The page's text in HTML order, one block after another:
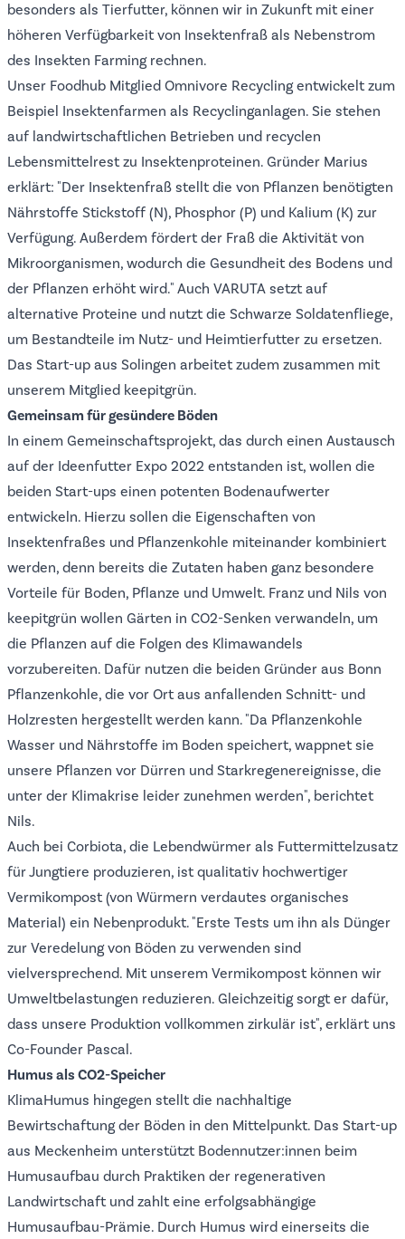
besonders als Tierfutter, können wir in Zukunft mit einer
höheren Verfügbarkeit von Insektenfraß als Nebenstrom
des Insekten Farming rechnen.
Unser Foodhub Mitglied Omnivore Recyclingentwickelt zum
Beispiel Insektenfarmen als Recyclinganlagen. Sie stehen
auf landwirtschaftlichen Betrieben und recyclen
Lebensmittelrest zu Insektenproteinen. Gründer Marius
erklärt: "Der Insektenfraß stellt die von Pflanzen benötigten
Nährstoffe Stickstoff (N), Phosphor (P) und Kalium (K) zur
Verfügung. Außerdem fördert der Fraß die Aktivität von
Mikroorganismen, wodurch die Gesundheit des Bodens und
der Pflanzen erhöht wird." Auch VARUTA setzt auf
alternative Proteine und nutzt die Schwarze Soldatenfliege,
um Bestandteile im Nutz- und Heimtierfutter zu ersetzen.
Das Start-up aus Solingen arbeitet zudem zusammen mit
unserem Mitglied keepitgrün.
Gemeinsam für gesündere Böden
In einem Gemeinschaftsprojekt, das durch einen Austausch
auf der Ideenfutter Expo 2022 entstanden ist, wollen die
beiden Start-ups einen potenten Bodenaufwerter
entwickeln. Hierzu sollen die Eigenschaften von
Insektenfraßes und Pflanzenkohle miteinander kombiniert
werden, denn bereits die Zutaten haben ganz besondere
Vorteile für Boden, Pflanze und Umwelt. Franz und Nils von
keepitgrün wollen Gärten in CO2-Senken verwandeln, um
die Pflanzen auf die Folgen des Klimawandels
vorzubereiten. Dafür nutzen die beiden Gründer aus Bonn
Pflanzenkohle, die vor Ort aus anfallenden Schnitt- und
Holzresten hergestellt werden kann. "Da Pflanzenkohle
Wasser und Nährstoffe im Boden speichert, wappnet sie
unsere Pflanzen vor Dürren und Starkregenereignisse, die
unter der Klimakrise leider zunehmen werden", berichtet
Nils.
Auch bei Corbiota, die Lebendwürmer als Futtermittelzusatz
für Jungtiere produzieren, ist qualitativ hochwertiger
Vermikompost (von Würmern verdautes organisches
Material) ein Nebenprodukt. "Erste Tests um ihn als Dünger
zur Veredelung von Böden zu verwenden sind
vielversprechend. Mit unserem Vermikompost können wir
Umweltbelastungen reduzieren. Gleichzeitig sorgt er dafür,
dass unsere Produktion vollkommen zirkulär ist", erklärt uns
Co-Founder Pascal.
Humus als CO2-Speicher
KlimaHumus hingegen stellt die nachhaltige
Bewirtschaftung der Böden in den Mittelpunkt. Das Start-up
aus Meckenheim unterstützt Bodennutzer:innen beim
Humusaufbau durch Praktiken der regenerativen
Landwirtschaft und zahlt eine erfolgsabhängige
Humusaufbau-Prämie. Durch Humus wird einerseits die